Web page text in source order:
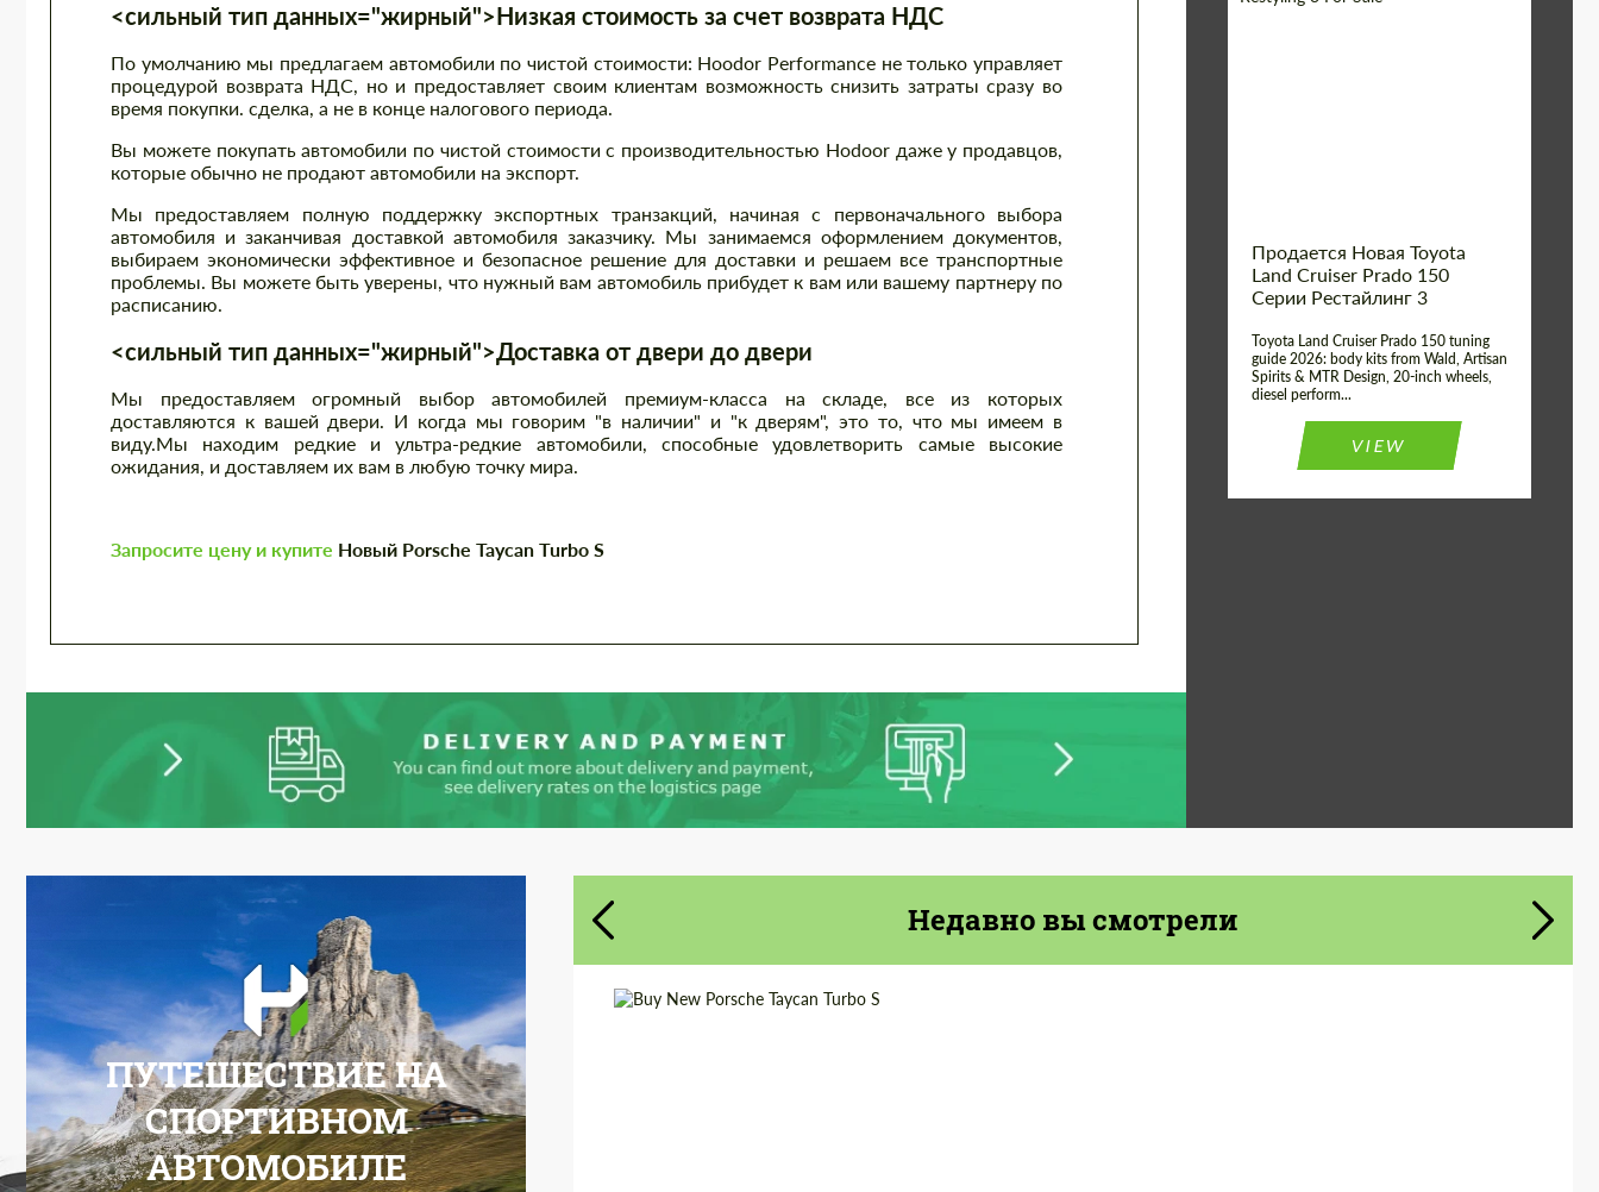
<сильный тип данных="жирный">Низкая стоимость за счет возврата НДС
По умолчанию мы предлагаем автомобили по чистой стоимости: Hoodor Performance не только управляет
процедурой возврата НДС, но и предоставляет своим клиентам возможность снизить затраты сразу во
время покупки. сделка, а не в конце налогового периода.
Вы можете покупать автомобили по чистой стоимости с производительностью Hodoor даже у продавцов,
которые обычно не продают автомобили на экспорт.
Мы предоставляем полную поддержку экспортных транзакций, начиная с первоначального выбора
автомобиля и заканчивая доставкой автомобиля заказчику. Мы занимаемся оформлением документов,
выбираем экономически эффективное и безопасное решение для доставки и решаем все транспортные
проблемы. Вы можете быть уверены, что нужный вам автомобиль прибудет к вам или вашему партнеру по
расписанию.
<сильный тип данных="жирный">Доставка от двери до двери
Мы предоставляем огромный выбор автомобилей премиум-класса на складе, все из которых
доставляются к вашей двери. И когда мы говорим "в наличии" и "к дверям", это то, что мы имеем в
виду.Мы находим редкие и ультра-редкие автомобили, способные удовлетворить самые высокие
ожидания, и доставляем их вам в любую точку мира.
Запросите цену и купите Новый Porsche Taycan Turbo S
Продается Новая Toyota
Land Cruiser Prado 150
Серии Рестайлинг 3
Toyota Land Cruiser Prado 150 tuning
guide 2026: body kits from Wald, Artisan
Spirits & MTR Design, 20-inch wheels,
diesel perform...
VIEW
ПУТЕШЕСТВИЕ НА
СПОРТИВНОМ
АВТОМОБИЛЕ
Недавно вы смотрели
Please use this form to fill in some basic
information for your price request. We will
contact you within 1 business day with our
Cогласиться на обработку
СВЯЖИТЕСЬ СО МНОЙ
Мы говорим на вашем языке
Please use this form to fill in some basic
information for your price request. We will
СВЯЖИТЕСЬ СО МНОЙ
Мы говорим на вашем языке